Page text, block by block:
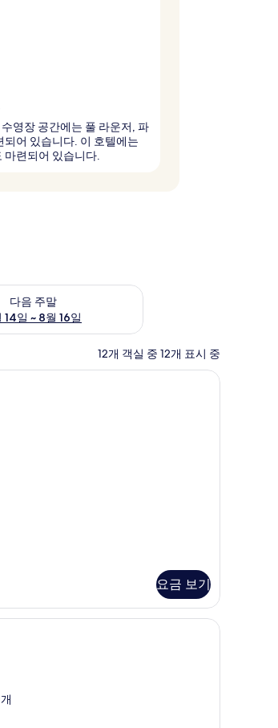
영장 공간에는 풀 라운저, 파
어 있습니다. 이 호텔에는
마련되어 있습니다.
다음 주말
14일 ~ 8월 16일
능 여부 확인, 8월 14일 ~ 8월 16일
12개 객실 중 12개 표시 중
음 설비, 다리미/다리미판더블룸 | 노트북 작업 공간, 암막 커튼, 방음 설
요금 보기
음 설비, 다리미/다리미판컴포트 더블룸 | 노트북 작업 공간, 암막 커튼,